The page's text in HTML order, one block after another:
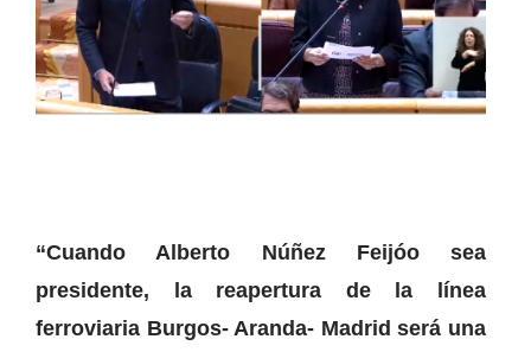
“Cuando Alberto Núñez Feijóo sea
presidente, la reapertura de la línea
ferroviaria Burgos- Aranda- Madrid será una